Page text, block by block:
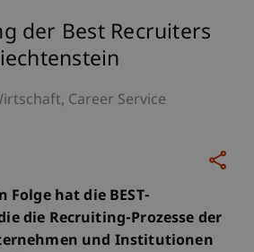
der Best Recruiters
Career Service
hat die BEST-
die Recruiting-Prozesse der
und Institutionen